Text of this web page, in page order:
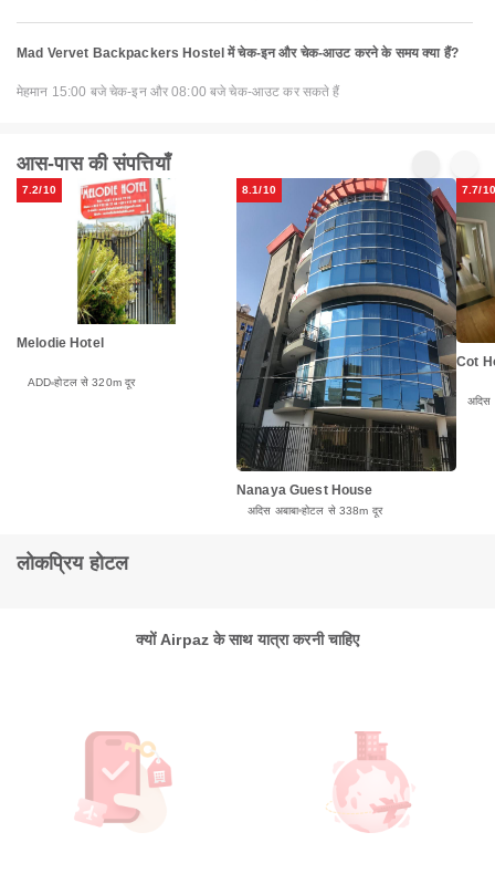
Mad Vervet Backpackers Hostel में चेक-इन और चेक-आउट करने के समय क्या हैं?
मेहमान 15:00 बजे चेक-इन और 08:00 बजे चेक-आउट कर सकते हैं
आस-पास की संपत्तियाँ
7.2/10
Melodie Hotel
ADD होटल से 320m दूर
8.1/10
Nanaya Guest House
अदिस अबाबा होटल से 338m दूर
7.7/10
Cot
अदिस
लोकप्रिय होटल
क्यों Airpaz के साथ यात्रा करनी चाहिए